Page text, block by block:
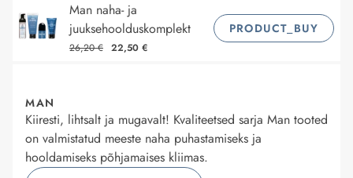
Man naha- ja
juuksehoolduskomplekt
26,20 € 22,50 €
PRODUCT_BUY
MAN
Kiiresti, lihtsalt ja mugavalt! Kvaliteetsed sarja Man tooted
on valmistatud meeste naha puhastamiseks ja
hooldamiseks põhjamaises kliimas.